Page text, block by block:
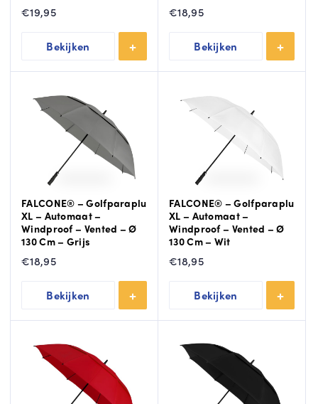
€19,95
Bekijken
€18,95
Bekijken
FALCONE® – Golfparaplu
XL – Automaat –
Windproof – Vented – Ø
130 Cm – Grijs
€18,95
Bekijken
FALCONE® – Golfparaplu
XL – Automaat –
Windproof – Vented – Ø
130 Cm – Wit
€18,95
Bekijken